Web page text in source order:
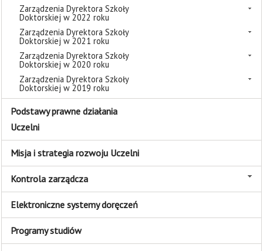
Zarządzenia Dyrektora Szkoły
Doktorskiej w 2022 roku
Zarządzenia Dyrektora Szkoły
Doktorskiej w 2021 roku
Zarządzenia Dyrektora Szkoły
Doktorskiej w 2020 roku
Zarządzenia Dyrektora Szkoły
Doktorskiej w 2019 roku
Podstawy prawne działania
Uczelni
Misja i strategia rozwoju Uczelni
Kontrola zarządcza
Elektroniczne systemy doręczeń
Programy studiów